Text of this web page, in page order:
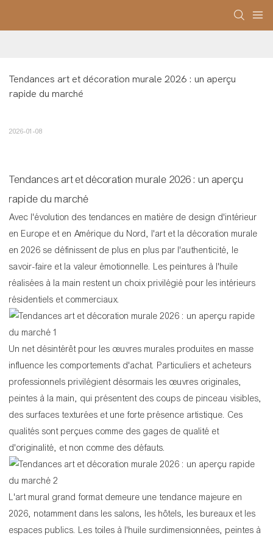
Tendances art et décoration murale 2026 : un aperçu
rapide du marché
2026-01-08
Tendances art et décoration murale 2026 : un aperçu
rapide du marché
Avec l'évolution des tendances en matière de design d'intérieur
en Europe et en Amérique du Nord, l'art et la décoration murale
en 2026 se définissent de plus en plus par l'authenticité, le
savoir-faire et la valeur émotionnelle. Les peintures à l'huile
réalisées à la main restent un choix privilégié pour les intérieurs
résidentiels et commerciaux.
Un net désintérêt pour les œuvres murales produites en masse
influence les comportements d'achat. Particuliers et acheteurs
professionnels privilégient désormais les œuvres originales,
peintes à la main, qui présentent des coups de pinceau visibles,
des surfaces texturées et une forte présence artistique. Ces
qualités sont perçues comme des gages de qualité et
d'originalité, et non comme des défauts.
L'art mural grand format demeure une tendance majeure en
2026, notamment dans les salons, les hôtels, les bureaux et les
espaces publics. Les toiles à l'huile surdimensionnées, peintes à